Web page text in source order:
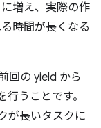
増え、実際の作
時間が長くなる
回の yield から
うことです。
が長いタスクに